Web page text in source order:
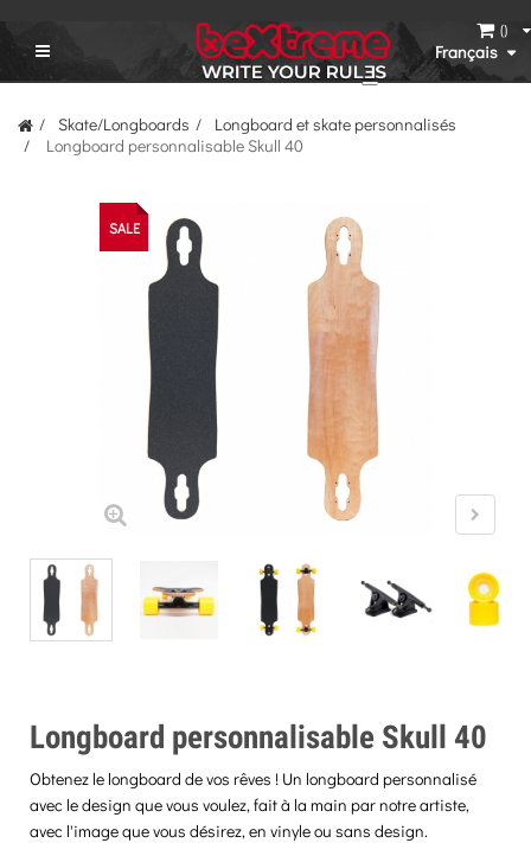
Français
()
Skate/Longboards
Longboard et skate personnalisés
Longboard personnalisable Skull 40
SALE
Longboard personnalisable Skull 40
Obtenez le longboard de vos rêves ! Un longboard personnalisé
avec le design que vous voulez, fait à la main par notre artiste,
avec l'image que vous désirez, en vinyle ou sans design.